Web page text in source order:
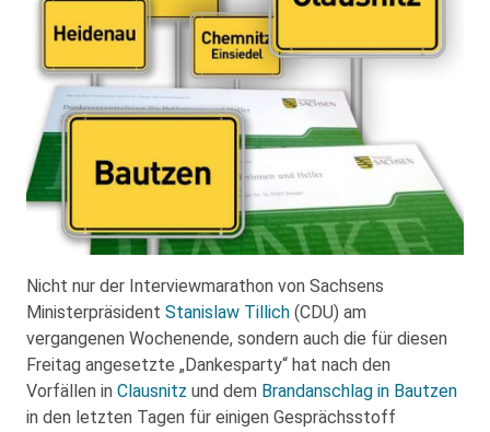
Nicht nur der Interviewmarathon von Sachsens
Ministerpräsident Stanislaw Tillich (CDU) am
vergangenen Wochenende, sondern auch die für diesen
Freitag angesetzte „Dankesparty“ hat nach den
Vorfällen in Clausnitz und dem Brandanschlag in Bautzen
in den letzten Tagen für einigen Gesprächsstoff